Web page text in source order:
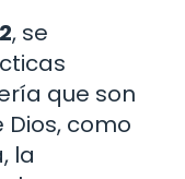
, se
que son
como
la